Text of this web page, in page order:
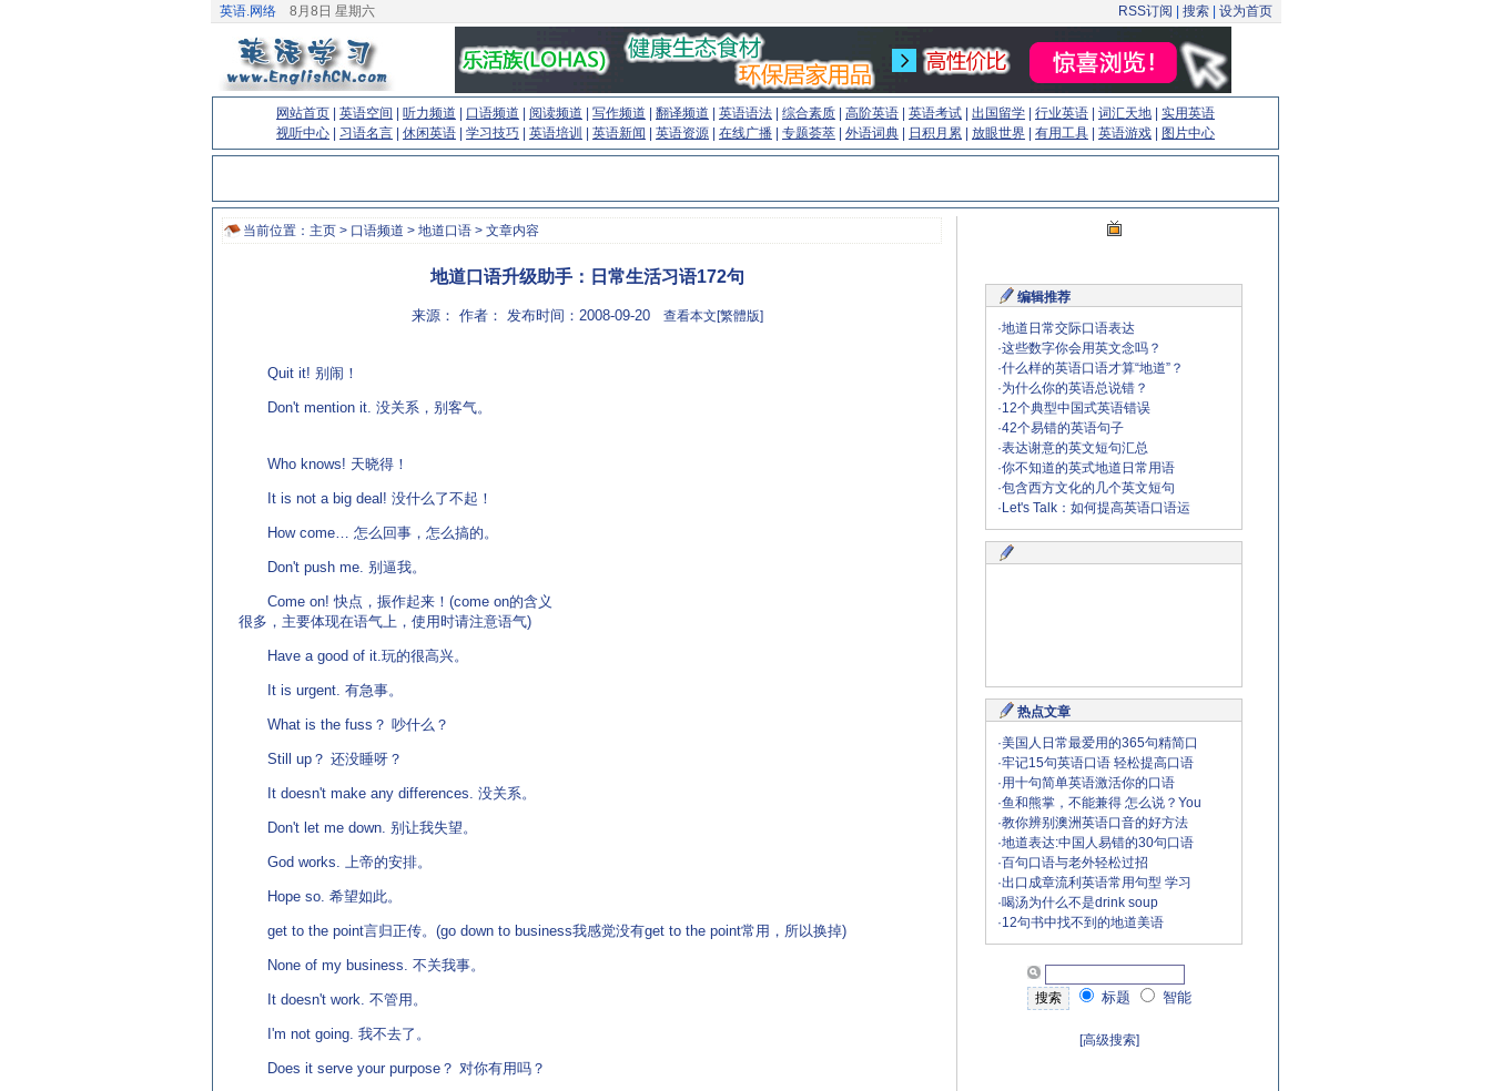
英语.网络 8月8日 星期六 RSS订阅 搜索 设为首页
网站首页 英语空间 听力频道 口语频道 阅读频道 写作频道 翻译频道 英语语法 综合素质 高阶英语 英语考试 出国留学 行业英语 词汇天地
实用英语
视听中心
习语名言 休闲英语 学习技巧 英语培训 英语新闻 英语资源 在线广播 专题荟萃 外语词典 日积月累 放眼世界 有用工具 英语游戏 图片中心
当前位置： 主页 > 口语频道 > 地道口语 > 文章内容
地道口语升级助手：日常生活习语172句
来源： 作者： 发布时间：2008-09-20 查看本文[繁體版]
Quit it! 别闹！
Don't mention it. 没关系，别客气。
Who knows! 天晓得！
It is not a big deal! 没什么了不起！
How come… 怎么回事，怎么搞的。
Don't push me. 别逼我。
Come on! 快点，振作起来！(come on的含义
很多，主要体现在语气上，使用时请注意语气)
Have a good of it.玩的很高兴。
It is urgent. 有急事。
What is the fuss？ 吵什么？
Still up？ 还没睡呀？
It doesn't make any differences. 没关系。
Don't let me down. 别让我失望。
God works. 上帝的安排。
Hope so. 希望如此。
get to the point言归正传。(go down to business我感觉没有get to the point常用，所以换掉)
None of my business. 不关我事。
It doesn't work. 不管用。
I'm not going. 我不去了。
Does it serve your purpose？ 对你有用吗？
编辑推荐
·地道日常交际口语表达
·这些数字你会用英文念吗？
·什么样的英语口语才算“地道”？
·为什么你的英语总说错？
·12个典型中国式英语错误
·42个易错的英语句子
·表达谢意的英文短句汇总
·你不知道的英式地道日常用语
·包含西方文化的几个英文短句
· Let's Talk：如何提高英语口语运
热点文章
·美国人日常最爱用的365句精简口
·牢记15句英语口语 轻松提高口语
·用十句简单英语激活你的口语
·鱼和熊掌，不能兼得 怎么说？You
·教你辨别澳洲英语口音的好方法
·地道表达:中国人易错的30句口语
·百句口语与老外轻松过招
·出口成章流利英语常用句型 学习
·喝汤为什么不是drink soup
·12句书中找不到的地道美语
标题 智能
[高级搜索]